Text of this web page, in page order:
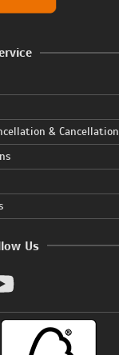
& Cancellation
Us